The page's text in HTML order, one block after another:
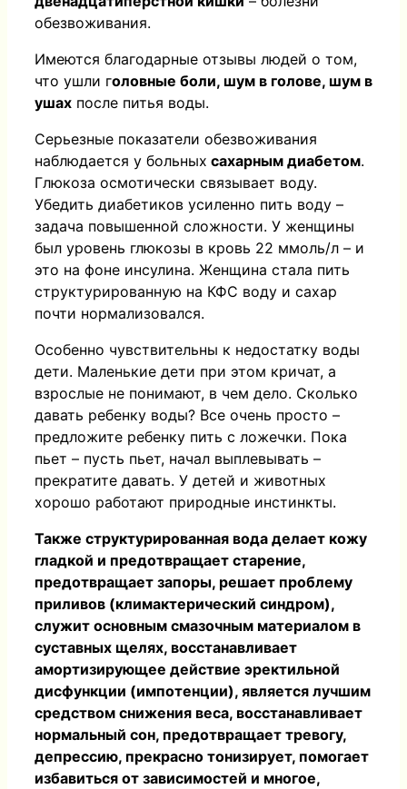
обезвоживания.
Имеются благодарные отзывы людей о том,
что ушли головные боли, шум в голове, шум в
ушах после питья воды.
Серьезные показатели обезвоживания
наблюдается у больных сахарным диабетом.
Глюкоза осмотически связывает воду.
Убедить диабетиков усиленно пить воду –
задача повышенной сложности. У женщины
был уровень глюкозы в кровь 22 ммоль/л – и
это на фоне инсулина. Женщина стала пить
структурированную на КФС воду и сахар
почти нормализовался.
Особенно чувствительны к недостатку воды
дети. Маленькие дети при этом кричат, а
взрослые не понимают, в чем дело. Сколько
давать ребенку воды? Все очень просто –
предложите ребенку пить с ложечки. Пока
пьет – пусть пьет, начал выплевывать –
прекратите давать. У детей и животных
хорошо работают природные инстинкты.
Также структурированная вода делает кожу
гладкой и предотвращает старение,
предотвращает запоры, решает проблему
приливов (климактерический синдром),
служит основным смазочным материалом в
суставных щелях, восстанавливает
амортизирующее действие эректильной
дисфункции (импотенции), является лучшим
средством снижения веса, восстанавливает
нормальный сон, предотвращает тревогу,
депрессию, прекрасно тонизирует, помогает
избавиться от зависимостей и многое,